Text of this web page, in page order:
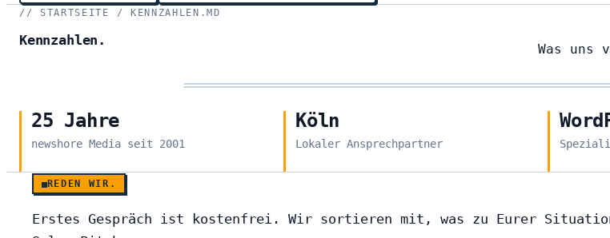
STARTSEITE / KENNZAHLEN.MD
Kennzahlen.
Was uns
25 Jahre
newshore Media seit 2001
Köln
Lokaler Ansprechpartner
REDEN WIR.
Erstes Gespräch ist kostenfrei. Wir sortieren mit, was zu Eurer